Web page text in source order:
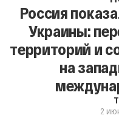
Россия
Украины:
территорий и
на
2